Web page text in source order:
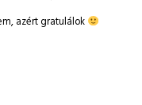
azért gratulálok